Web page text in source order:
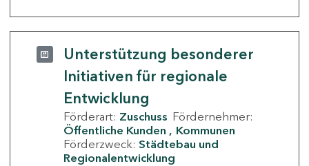
Unterstützung besonderer
Initiativen für regionale
Entwicklung
Förderart: Zuschuss Fördernehmer:
Öffentliche Kunden
Kommunen
Förderzweck: Städtebau und
Regionalentwicklung